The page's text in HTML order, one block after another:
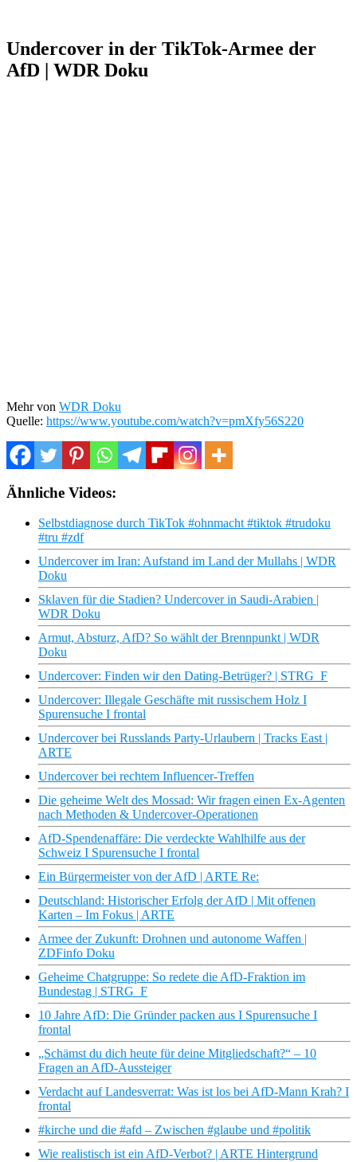
Undercover in der TikTok-Armee der
AfD | WDR Doku
Mehr von WDR Doku
Quelle: https://www.youtube.com/watch?v=pmXfy56S220
Ähnliche Videos:
Selbstdiagnose durch TikTok #ohnmacht #tiktok #trudoku
#tru #zdf
Undercover im Iran: Aufstand im Land der Mullahs | WDR
Doku
Sklaven für die Stadien? Undercover in Saudi-Arabien |
WDR Doku
Armut, Absturz, AfD? So wählt der Brennpunkt | WDR
Doku
Undercover: Finden wir den Dating-Betrüger? | STRG_F
Undercover: Illegale Geschäfte mit russischem Holz I
Spurensuche I frontal
Undercover bei Russlands Party-Urlaubern | Tracks East |
ARTE
Undercover bei rechtem Influencer-Treffen
Die geheime Welt des Mossad: Wir fragen einen Ex-Agenten
nach Methoden & Undercover-Operationen
AfD-Spendenaffäre: Die verdeckte Wahlhilfe aus der
Schweiz I Spurensuche I frontal
Ein Bürgermeister von der AfD | ARTE Re:
Deutschland: Historischer Erfolg der AfD | Mit offenen
Karten – Im Fokus | ARTE
Armee der Zukunft: Drohnen und autonome Waffen |
ZDFinfo Doku
Geheime Chatgruppe: So redete die AfD-Fraktion im
Bundestag | STRG_F
10 Jahre AfD: Die Gründer packen aus I Spurensuche I
frontal
„Schämst du dich heute für deine Mitgliedschaft?“ – 10
Fragen an AfD-Aussteiger
Verdacht auf Landesverrat: Was ist los bei AfD-Mann Krah? I
frontal
#kirche und die #afd – Zwischen #glaube und #politik
Wie realistisch ist ein AfD-Verbot? | ARTE Hintergrund